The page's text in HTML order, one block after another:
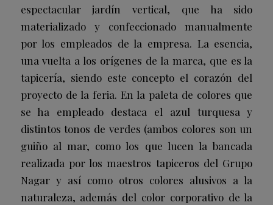
espectacular jardín vertical, que ha sido
materializado y confeccionado manualmente
por los empleados de la empresa. La esencia,
una vuelta a los orígenes de la marca, que es la
tapicería, siendo este concepto el corazón del
proyecto de la feria. En la paleta de colores que
se ha empleado destaca el azul turquesa y
distintos tonos de verdes (ambos colores son un
guiño al mar, como los que lucen la bancada
realizada por los maestros tapiceros del Grupo
Nagar y así como otros colores alusivos a la
naturaleza, además del color corporativo de la